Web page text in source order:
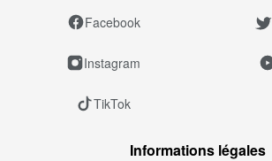
Facebook
Instagram
TikTok
Informations légales